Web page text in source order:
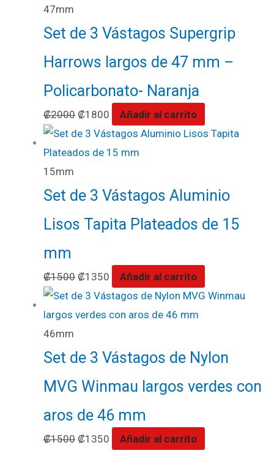
47mm
Set de 3 Vástagos Supergrip
Harrows largos de 47 mm –
Policarbonato- Naranja
₡2000 ₡1800 Añadir al carrito
15mm
Set de 3 Vástagos Aluminio
Lisos Tapita Plateados de 15
mm
₡1500 ₡1350 Añadir al carrito
46mm
Set de 3 Vástagos de Nylon
MVG Winmau largos verdes con
aros de 46 mm
₡1500 ₡1350 Añadir al carrito